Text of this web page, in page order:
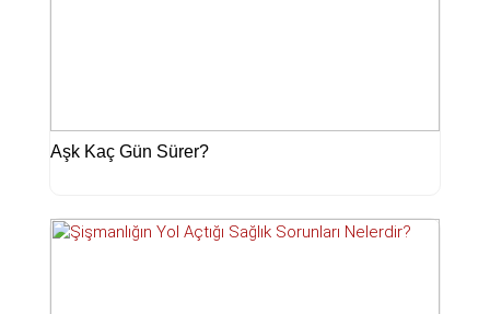
Aşk Kaç Gün Sürer?